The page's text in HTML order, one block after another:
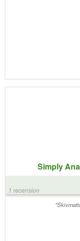
Simply
1 recension